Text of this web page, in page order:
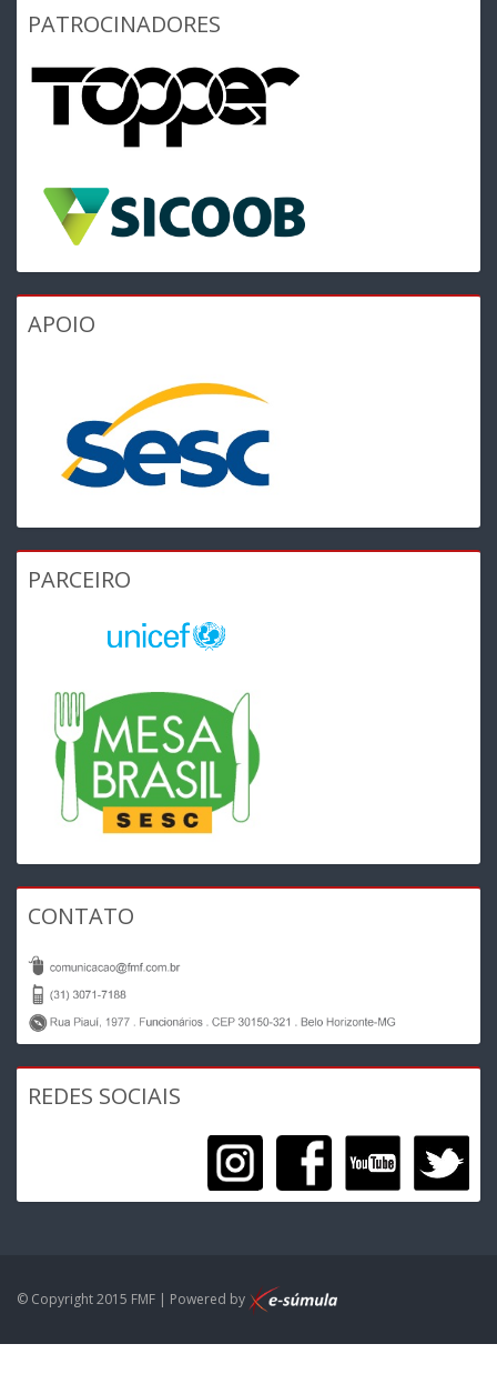
PATROCINADORES
APOIO
PARCEIRO
CONTATO
REDES SOCIAIS
© Copyright 2015 FMF | Powered by